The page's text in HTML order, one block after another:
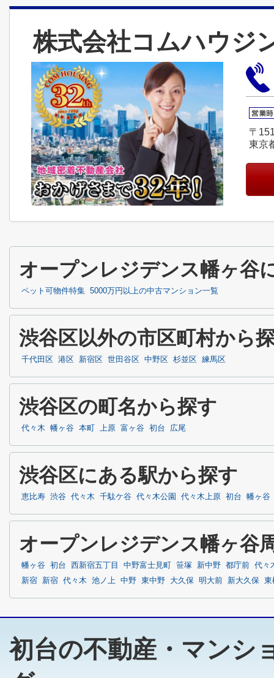
株式会社コムハウジ
〒
東京
オープンレジデンス幡ヶ谷
ペット可物件特集 5000万円以上の中古マンション一覧
渋谷区以外の市区町村から
千代田区 港区 新宿区 世田谷区 中野区 杉並区 練馬区
渋谷区の町名から探す
代々木 幡ヶ谷 本町 上原 富ヶ谷 初台 広尾
渋谷区にある駅から探す
恵比寿 渋谷 代々木 千駄ケ谷 代々木公園 代々木上原 初台 幡ヶ谷
オープンレジデンス幡ヶ谷
幡ヶ谷 初台 西新宿五丁目 中野富士見町 笹塚 新中野 都庁前 代々
新宿
新宿 代々木 池ノ上 中野 東中野 大久保 明大前 新大久保 東
初台の不動産・マンシ